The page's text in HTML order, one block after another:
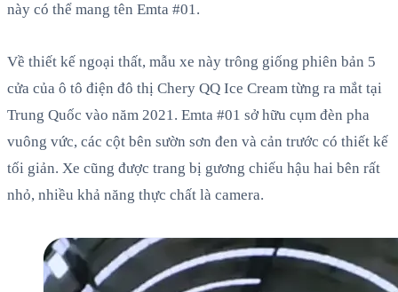
này có thể mang tên Emta #01.
Về thiết kế ngoại thất, mẫu xe này trông giống phiên bản 5
cửa của ô tô điện đô thị Chery QQ Ice Cream từng ra mắt tại
Trung Quốc vào năm 2021. Emta #01 sở hữu cụm đèn pha
vuông vức, các cột bên sườn sơn đen và cản trước có thiết kế
tối giản. Xe cũng được trang bị gương chiếu hậu hai bên rất
nhỏ, nhiều khả năng thực chất là camera.